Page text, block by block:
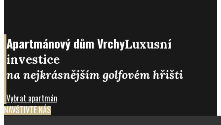
Apartmánový dům VrchyLuxusní
investice
na nejkrásnějším golfovém hřišti
Vybrat apartmán
NAVŠTIVTE NÁS